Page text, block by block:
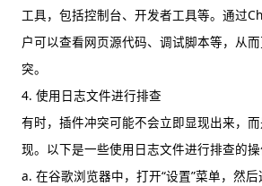
工具，包括控制台、开发者工具等。通过
户可以查看网页源代码、调试脚本等，从
突。
4. 使用日志文件进行排查
有时，插件冲突可能不会立即显现出来，
现。以下是一些使用日志文件进行排查的操
a. 在谷歌浏览器中，打开“设置”菜单，然